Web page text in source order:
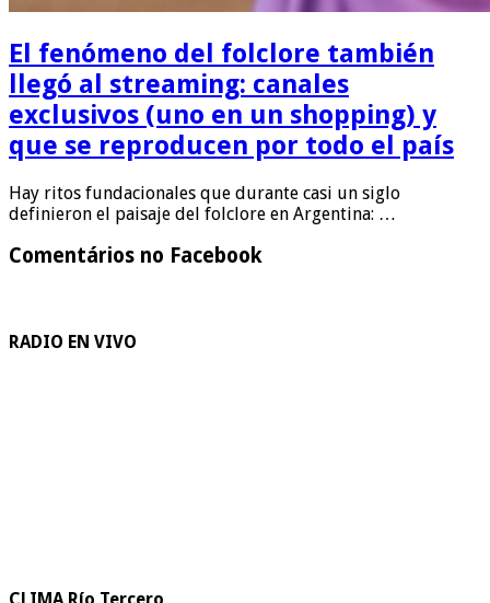
El fenómeno del folclore también
llegó al streaming: canales
exclusivos (uno en un shopping) y
que se reproducen por todo el país
Hay ritos fundacionales que durante casi un siglo
definieron el paisaje del folclore en Argentina: …
Comentários no Facebook
RADIO EN VIVO